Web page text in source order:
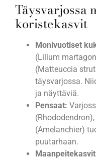
Täysvarjossa
koristekasvit
Monivuotiset
(Lilium
(Matteuccia
täysvarjossa.
ja näyttäviä.
Pensaat:
(Amelanchier)
puutarhaan.